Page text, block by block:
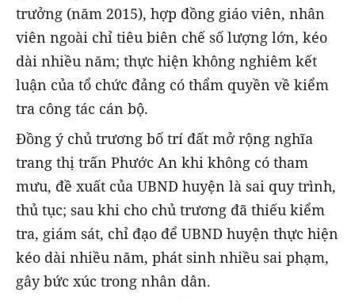
trưởng (năm 2015), hợp đồng giáo viên, nhân
viên ngoài chỉ tiêu biên chế số lượng lớn, kéo
dài nhiều năm; thực hiện không nghiêm kết
luận của tổ chức đảng có thẩm quyền về kiểm
tra công tác cán bộ.
Đồng ý chủ trương bố trí đất mở rộng nghĩa
trang thị trấn Phước An khi không có tham
mưu, đề xuất của UBND huyện là sai quy trình,
thủ tục; sau khi cho chủ trương đã thiếu kiểm
tra, giám sát, chỉ đạo để UBND huyện thực hiện
kéo dài nhiều năm, phát sinh nhiều sai phạm,
gây bức xúc trong nhân dân.